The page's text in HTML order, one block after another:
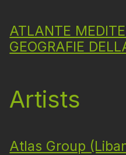
ATLANTE
GEOGRAFIE
Artists
Atlas Group